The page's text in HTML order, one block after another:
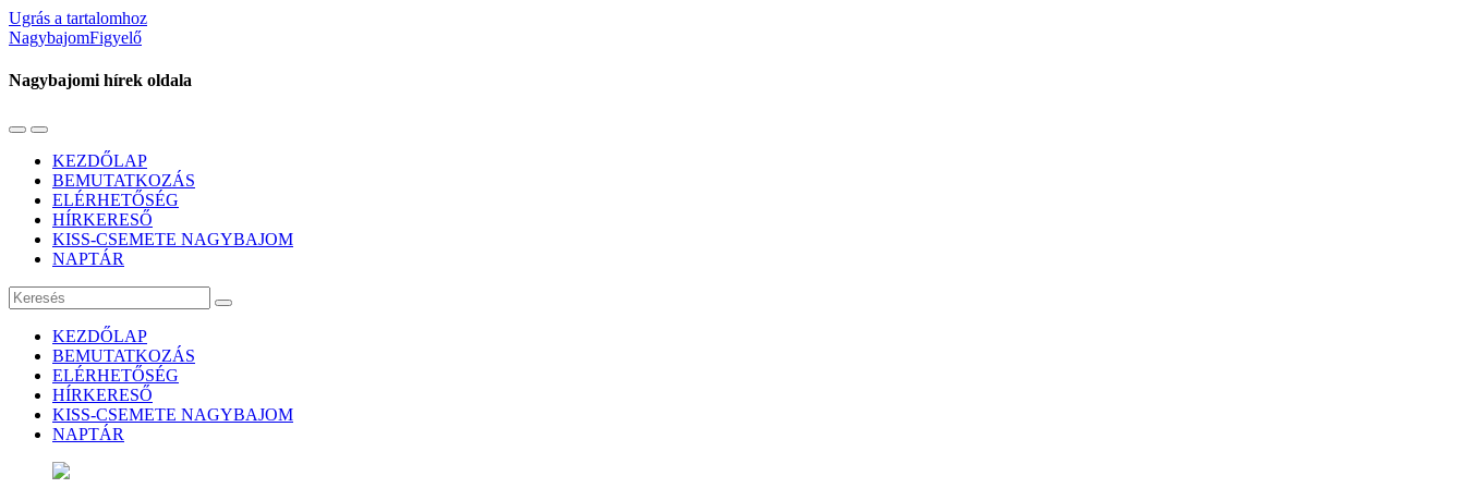
Ugrás a tartalomhoz
NagybajomFigyelő
Nagybajomi hírek oldala
Váltás
mobil
menüre
Használja
keresés
mezőt
KEZDŐLAP
BEMUTATKOZÁS
ELÉRHETŐSÉG
HÍRKERESŐ
KISS-CSEMETE NAGYBAJOM
NAPTÁR
Keresés
KEZDŐLAP
BEMUTATKOZÁS
ELÉRHETŐSÉG
HÍRKERESŐ
KISS-CSEMETE NAGYBAJOM
NAPTÁR